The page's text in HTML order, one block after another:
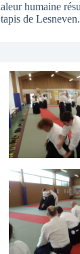
humaine
de Lesneven.